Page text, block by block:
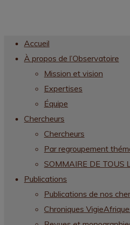
Accueil
À propos de l’Observatoire
Mission et vision
Expertises
Équipe
Chercheurs
Chercheurs
Par regroupement
SOMMAIRE DE TOUS
Publications
Publications de nos
Chroniques